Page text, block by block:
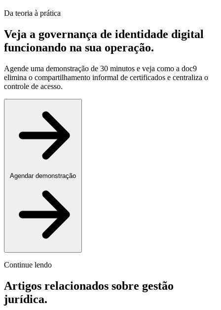
Da teoria à prática
Veja a governança de identidade digital
funcionando na sua operação.
Agende uma demonstração de 30 minutos e veja como a doc9
elimina o compartilhamento informal de certificados e centraliza o
controle de acesso.
Agendar demonstração
Continue lendo
Artigos relacionados sobre gestão
jurídica.